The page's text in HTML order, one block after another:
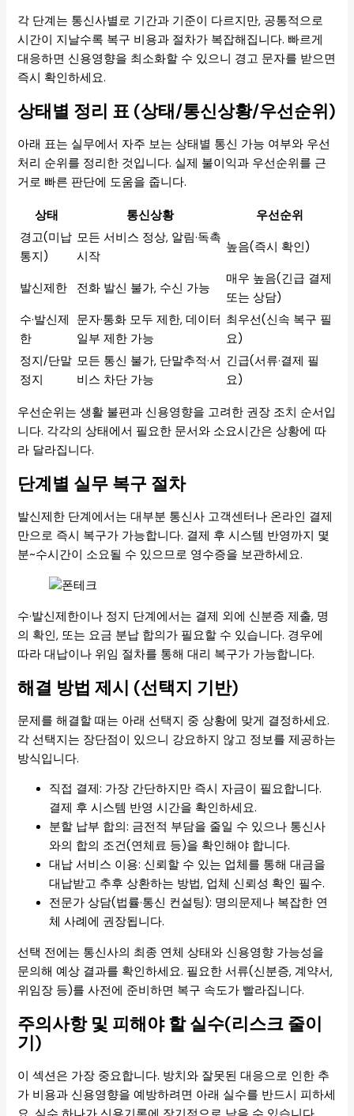
각 단계는 통신사별로 기간과 기준이 다르지만, 공통적으로
시간이 지날수록 복구 비용과 절차가 복잡해집니다. 빠르게
대응하면 신용영향을 최소화할 수 있으니 경고 문자를 받으면
즉시 확인하세요.
상태별 정리 표 (상태/통신상황/우선순위)
아래 표는 실무에서 자주 보는 상태별 통신 가능 여부와 우선
처리 순위를 정리한 것입니다. 실제 불이익과 우선순위를 근
거로 빠른 판단에 도움을 줍니다.
상태 통신상황
우선순위
경고(미납
통지)
모든 서비스 정상, 알림·독촉
시작
높음(즉시 확인)
발신제한 전화 발신 불가, 수신 가능
매우 높음(긴급 결제
또는 상담)
수·발신제
한
문자·통화 모두 제한, 데이터
일부 제한 가능
최우선(신속 복구 필
요)
정지/단말
정지
모든 통신 불가, 단말추적·서
비스 차단 가능
긴급(서류·결제 필
요)
우선순위는 생활 불편과 신용영향을 고려한 권장 조치 순서입
니다. 각각의 상태에서 필요한 문서와 소요시간은 상황에 따
라 달라집니다.
단계별 실무 복구 절차
발신제한 단계에서는 대부분 통신사 고객센터나 온라인 결제
만으로 즉시 복구가 가능합니다. 결제 후 시스템 반영까지 몇
분~수시간이 소요될 수 있으므로 영수증을 보관하세요.
수·발신제한이나 정지 단계에서는 결제 외에 신분증 제출, 명
의 확인, 또는 요금 분납 합의가 필요할 수 있습니다. 경우에
따라 대납이나 위임 절차를 통해 대리 복구가 가능합니다.
해결 방법 제시 (선택지 기반)
문제를 해결할 때는 아래 선택지 중 상황에 맞게 결정하세요.
각 선택지는 장단점이 있으니 강요하지 않고 정보를 제공하는
방식입니다.
직접 결제: 가장 간단하지만 즉시 자금이 필요합니다.
결제 후 시스템 반영 시간을 확인하세요.
분할 납부 합의: 금전적 부담을 줄일 수 있으나 통신사
와의 합의 조건(연체료 등)을 확인해야 합니다.
대납 서비스 이용: 신뢰할 수 있는 업체를 통해 대금을
대납받고 추후 상환하는 방법, 업체 신뢰성 확인 필수.
전문가 상담(법률·통신 컨설팅): 명의문제나 복잡한 연
체 사례에 권장됩니다.
선택 전에는 통신사의 최종 연체 상태와 신용영향 가능성을
문의해 예상 결과를 확인하세요. 필요한 서류(신분증, 계약서,
위임장 등)를 사전에 준비하면 복구 속도가 빨라집니다.
주의사항 및 피해야 할 실수(리스크 줄이
기)
이 섹션은 가장 중요합니다. 방치와 잘못된 대응으로 인한 추
가 비용과 신용영향을 예방하려면 아래 실수를 반드시 피하세